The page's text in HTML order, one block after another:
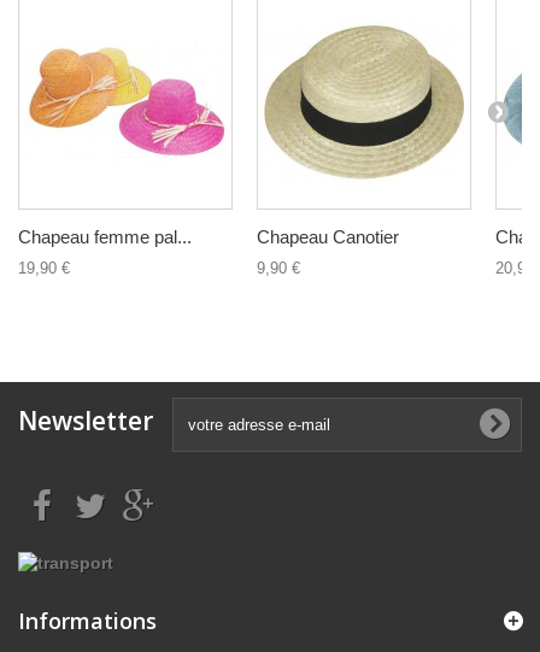
Chapeau femme pal...
19,90 €
Chapeau Canotier
9,90 € 20,90
Newsletter
Informations